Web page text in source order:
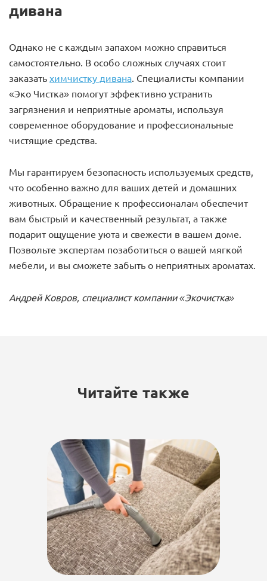
дивана
Однако не с каждым запахом можно справиться
самостоятельно. В особо сложных случаях стоит
заказать химчистку дивана . Специалисты компании
«Эко Чистка» помогут эффективно устранить
загрязнения и неприятные ароматы, используя
современное оборудование и профессиональные
чистящие средства.
Мы гарантируем безопасность используемых средств,
что особенно важно для ваших детей и домашних
животных. Обращение к профессионалам обеспечит
вам быстрый и качественный результат, а также
подарит ощущение уюта и свежести в вашем доме.
Позвольте экспертам позаботиться о вашей мягкой
мебели, и вы сможете забыть о неприятных ароматах.
Андрей Ковров, специалист компании «Экочистка»
Читайте также